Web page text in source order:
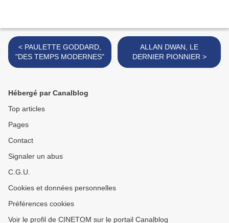
< PAULETTE GODDARD,
"DES TEMPS MODERNES"
ALLAN DWAN, LE
DERNIER PIONNIER >
Hébergé par Canalblog
Top articles
Pages
Contact
Signaler un abus
C.G.U.
Cookies et données personnelles
Préférences cookies
Voir le profil de CINETOM sur le portail Canalblog